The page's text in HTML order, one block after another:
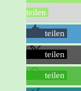
teilen
teilen
teilen
teilen